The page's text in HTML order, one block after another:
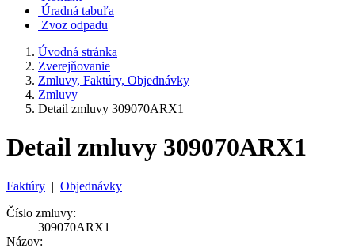
Úradná tabuľa
Zvoz odpadu
Úvodná stránka
Zverejňovanie
Zmluvy, Faktúry, Objednávky
Zmluvy
Detail zmluvy 309070ARX1
Detail zmluvy 309070ARX1
Faktúry | Objednávky
Číslo zmluvy:
309070ARX1
Názov: